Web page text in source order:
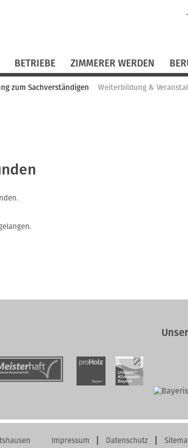
BETRIEBE ZIMMERER WERDEN
zum Sachverständigen Weiterbildung &
Navigation
Impressum Datenschutz